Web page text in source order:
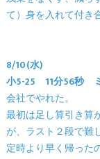
て）身を入れて付き
8/10(水)
小5-25 11分56秒
会社でやれた。
最初は足し算引き算
が、ラスト２段で難
定時より早く帰った